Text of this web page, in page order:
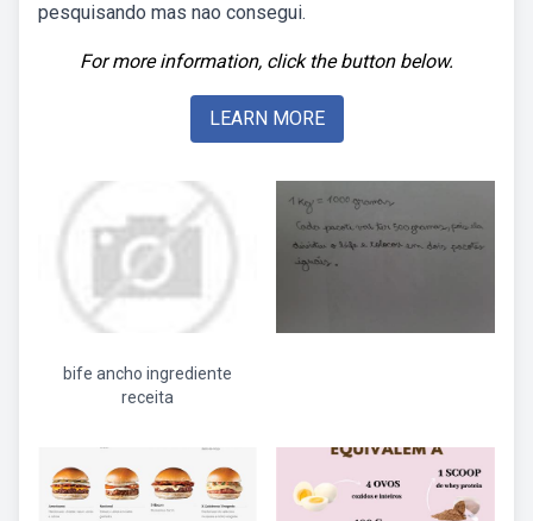
pesquisando mas nao consegui.
For more information, click the button below.
LEARN MORE
bife ancho ingrediente
receita